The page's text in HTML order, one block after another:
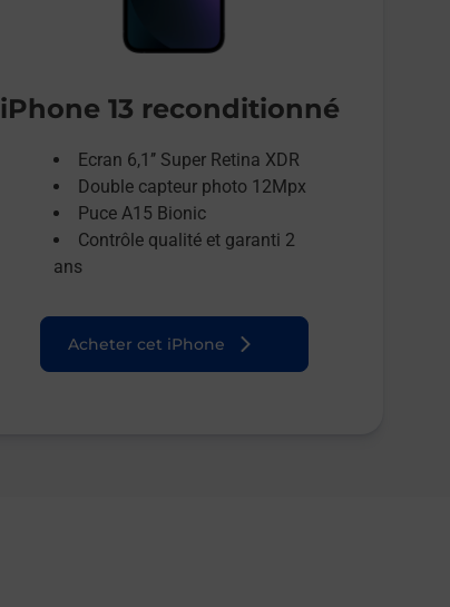
iPhone 13 reconditionné
Ecran 6,1’’ Super Retina XDR
Double capteur photo 12Mpx
Puce A15 Bionic
Contrôle qualité et garanti 2
ans
Acheter cet iPhone